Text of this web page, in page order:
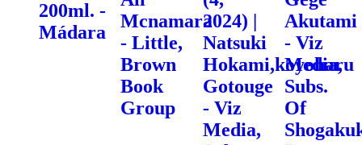
200ml. -
Mádara
Mcnamara
- Little,
Brown
Book
Group
2024) |
Natsuki
Hokami,koyoharu
Gotouge
- Viz
Media,
Akutami
- Viz
Media,
Subs.
Of